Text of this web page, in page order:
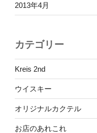
2013年4月
カテゴリー
Kreis 2nd
ウイスキー
オリジナルカクテル
お店のあれこれ